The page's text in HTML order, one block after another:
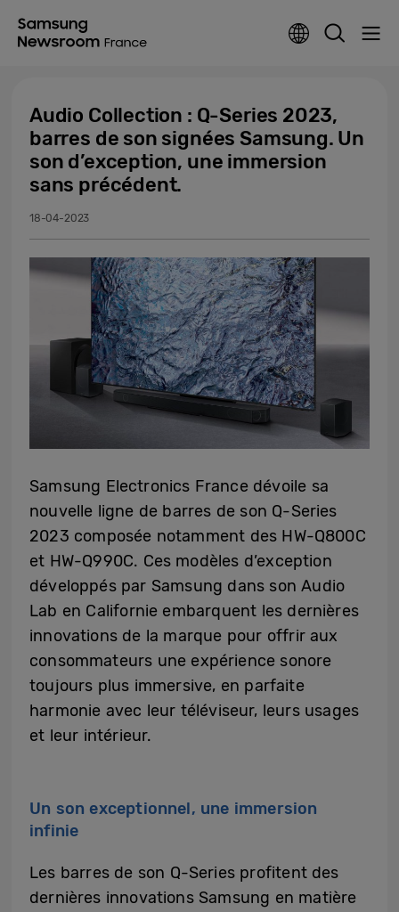
Audio Collection : Q-Series 2023,
barres de son signées Samsung. Un
son d’exception, une immersion
sans précédent.
18-04-2023
Samsung Electronics France dévoile sa
nouvelle ligne de barres de son Q-Series
2023 composée notamment des HW-Q800C
et HW-Q990C. Ces modèles d’exception
développés par Samsung dans son Audio
Lab en Californie embarquent les dernières
innovations de la marque pour offrir aux
consommateurs une expérience sonore
toujours plus immersive, en parfaite
harmonie avec leur téléviseur, leurs usages
et leur intérieur.
Un son exceptionnel, une immersion
infinie
Les barres de son Q-Series profitent des
dernières innovations Samsung en matière